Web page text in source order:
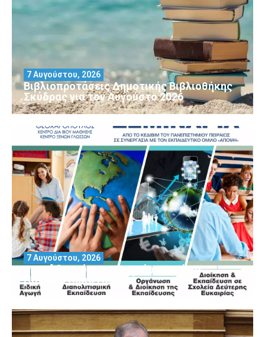
Βιβλιοπροτάσεις Δημοτικής Βιβλιοθήκης
Σκύδρας για τον Αύγούστο 2026
7 Αυγούστου, 2026
Μοριοδοτούμενα Σεμινάρια από το
Πανεπιστήμιο Πειραιά
7 Αυγούστου, 2026